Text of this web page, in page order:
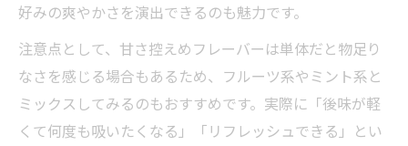
好みの爽やかさを演出できるのも魅力です。
注意点として、甘さ控えめフレーバーは単体だと物足り
なさを感じる場合もあるため、フルーツ系やミント系と
ミックスしてみるのもおすすめです。実際に「後味が軽
くて何度も吸いたくなる」「リフレッシュできる」とい